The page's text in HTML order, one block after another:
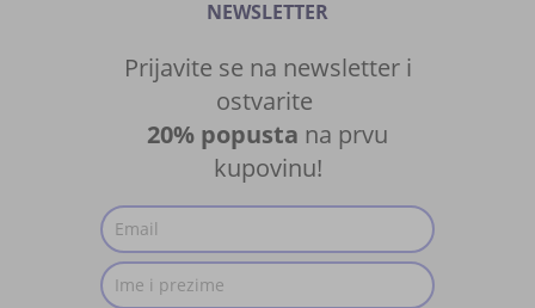
NEWSLETTER
Prijavite se na newsletter i
ostvarite
20% popusta na prvu
kupovinu!